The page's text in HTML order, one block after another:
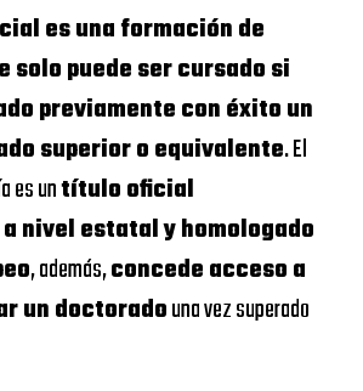
es una formación de
solo puede ser cursado si
previamente con éxito un
superior o equivalente. El
es untítulo oficial
nivel estatal y homologado
, además,concede acceso a
un doctoradouna vez superado